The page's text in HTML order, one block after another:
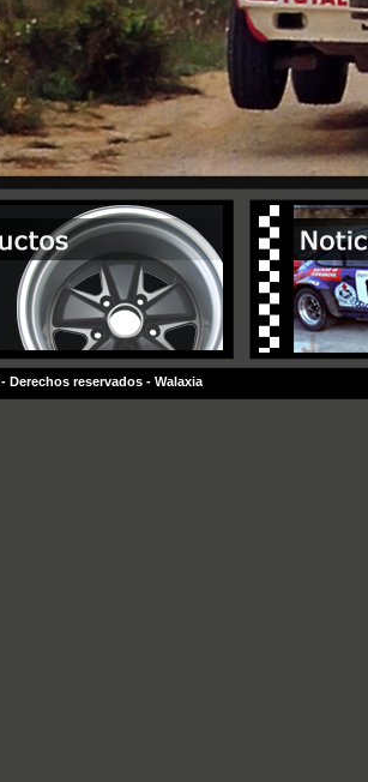
- Derechos reservados - Walaxia